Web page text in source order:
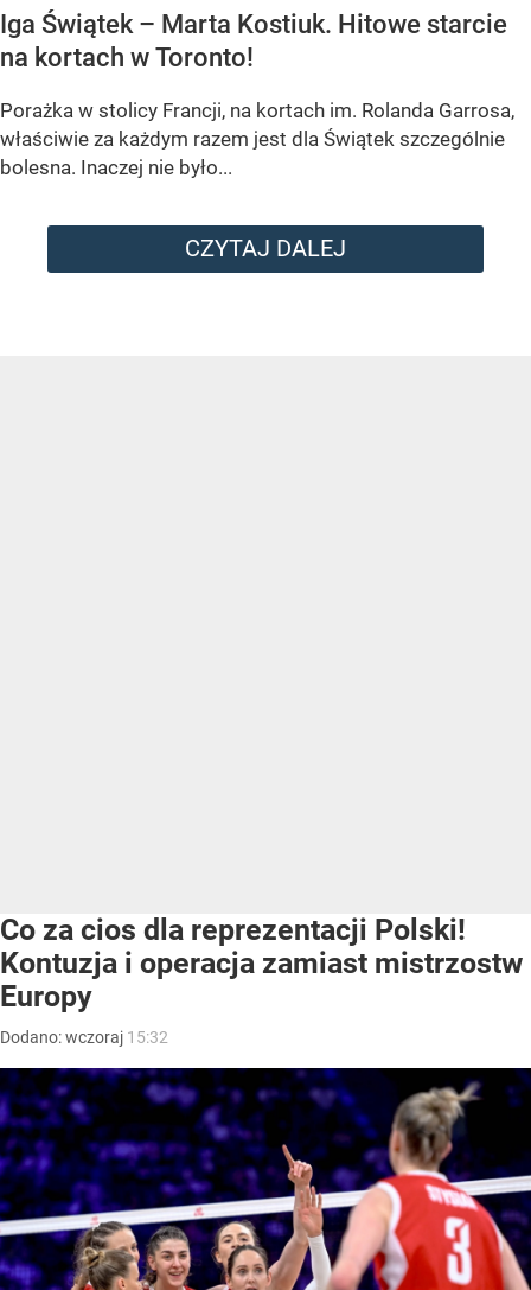
Iga Świątek – Marta Kostiuk. Hitowe starcie
na kortach w Toronto!
Porażka w stolicy Francji, na kortach im. Rolanda Garrosa,
właściwie za każdym razem jest dla Świątek szczególnie
bolesna. Inaczej nie było...
CZYTAJ DALEJ
Co za cios dla reprezentacji Polski!
Kontuzja i operacja zamiast mistrzostw
Europy
Dodano:wczoraj 15:32